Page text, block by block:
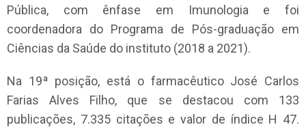
Pública, com ênfase em Imunologia e foi
coordenadora do Programa de Pós-graduação em
Ciências da Saúde do instituto (2018 a 2021).
Na 19ª posição, está o farmacêutico José Carlos
Farias Alves Filho, que se destacou com 133
publicações, 7.335 citações e valor de índice H 47.